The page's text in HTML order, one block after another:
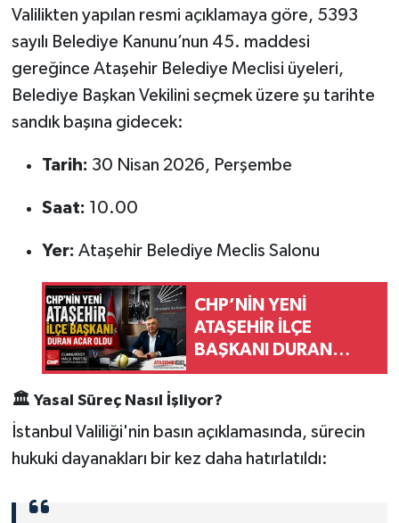
Valilikten yapılan resmi açıklamaya göre, 5393
sayılı Belediye Kanunu’nun 45. maddesi
gereğince Ataşehir Belediye Meclisi üyeleri,
Belediye Başkan Vekilini seçmek üzere şu tarihte
sandık başına gidecek:
Tarih: 30 Nisan 2026, Perşembe
Saat: 10.00
Yer: Ataşehir Belediye Meclis Salonu
CHP’NİN YENİ
ATAŞEHİR İLÇE
BAŞKANI DURAN
ACAR OLDU
🏛️ Yasal Süreç Nasıl İşliyor?
İstanbul Valiliği'nin basın açıklamasında, sürecin
hukuki dayanakları bir kez daha hatırlatıldı: